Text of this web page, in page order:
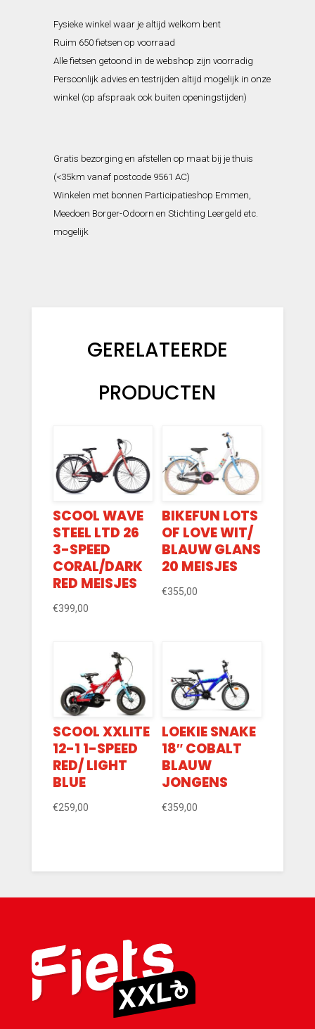
Fysieke winkel waar je altijd welkom bent
Ruim 650 fietsen op voorraad
Alle fietsen getoond in de webshop zijn voorradig
Persoonlijk advies en testrijden altijd mogelijk in onze
winkel (op afspraak ook buiten openingstijden)
Gratis bezorging en afstellen op maat bij je thuis
(<35km vanaf postcode 9561 AC)
Winkelen met bonnen Participatieshop Emmen,
Meedoen Borger-Odoorn en Stichting Leergeld etc.
mogelijk
GERELATEERDE
PRODUCTEN
SCOOL WAVE
STEEL LTD 26
3-SPEED
CORAL/DARK
RED MEISJES
€399,00
BIKEFUN LOTS
OF LOVE WIT/
BLAUW GLANS
20 MEISJES
€355,00
SCOOL XXLITE
12-1 1-SPEED
RED/ LIGHT
BLUE
€259,00
LOEKIE SNAKE
18″ COBALT
BLAUW
JONGENS
€359,00